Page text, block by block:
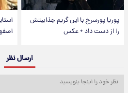
پوریا پورسرخ با این گریم جذابیتش
را از دست داد + عکس
ارسال نظر